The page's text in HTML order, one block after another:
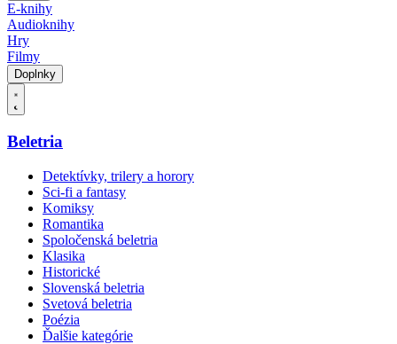
E-knihy
Audioknihy
Hry
Filmy
Doplnky
Beletria
Detektívky, trilery a horory
Sci-fi a fantasy
Komiksy
Romantika
Spoločenská beletria
Klasika
Historické
Slovenská beletria
Svetová beletria
Poézia
Ďalšie kategórie